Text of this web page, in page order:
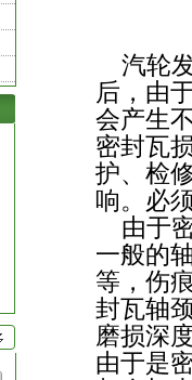
汽轮发
后，由
会产生
密封瓦
护、检
响。必
由于密
一般的
等，伤
封瓦轴
磨损深
由于是